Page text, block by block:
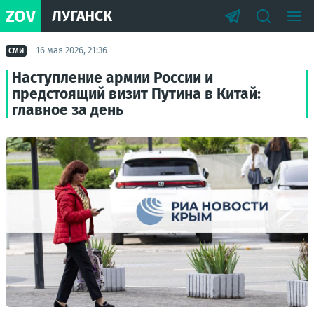
ZOV ЛУГАНСК
СМИ 16 мая 2026, 21:36
Наступление армии России и
предстоящий визит Путина в Китай:
главное за день